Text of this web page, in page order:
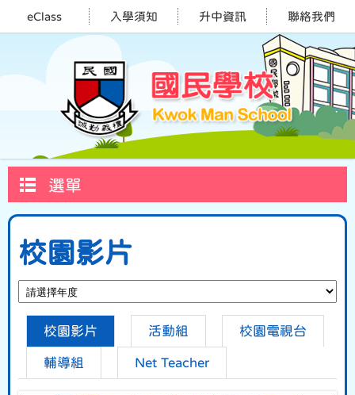
eClass 入學須知 升中資訊 聯絡我們
選單
校園影片
校園影片 活動組 校園電視台
輔導組 Net Teacher